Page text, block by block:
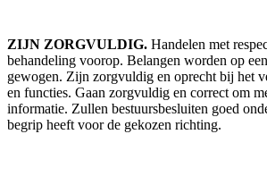
ZIJN ZORGVULDIG. Handelen met
behandeling voorop. Belangen worden op
gewogen. Zijn zorgvuldig en oprecht bij het
en functies. Gaan zorgvuldig en correct om
informatie. Zullen bestuursbesluiten goed
begrip heeft voor de gekozen richting.